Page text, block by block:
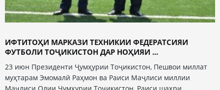
ИФТИТОҲИ МАРКАЗИ ТЕХНИКИИ ФЕДЕРАТСИЯИ
ФУТБОЛИ ТОҶИКИСТОН ДАР НОҲИЯИ ...
23 июн Президенти Ҷумҳурии Тоҷикистон, Пешвои миллат
муҳтарам Эмомалӣ Раҳмон ва Раиси Маҷлиси миллии